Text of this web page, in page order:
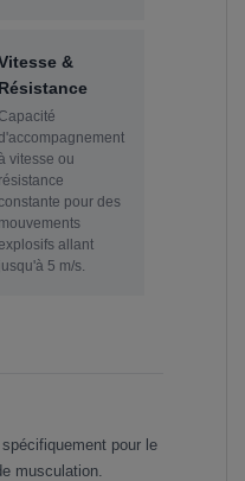
&
Résistance
vitesse ou
résistance
pour des
mouvements
allant
jusqu'à 5 m/s.
pour le
musculation.